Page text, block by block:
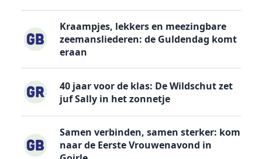
Kraampjes, lekkers en meezingbare
zeemansliederen: de Guldendag komt
eraan
40 jaar voor de klas: De Wildschut zet
juf Sally in het zonnetje
Samen verbinden, samen sterker: kom
naar de Eerste Vrouwenavond in